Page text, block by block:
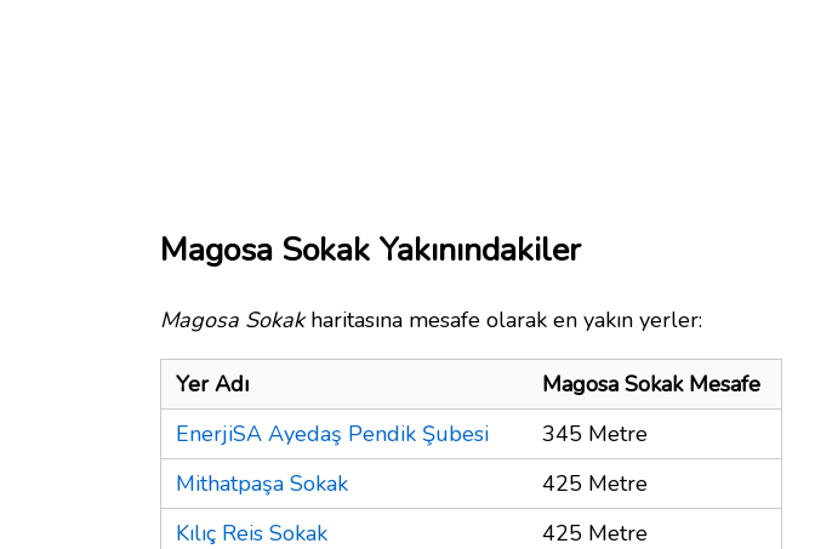
Magosa Sokak Yakınındakiler
Magosa Sokakharitasına mesafe olarak en yakın yerler:
Yer Adı
Magosa Sokak Mesafe
EnerjiSA Ayedaş Pendik Şubesi
345 Metre
Mithatpaşa Sokak
425 Metre
Kılıç Reis Sokak
425 Metre